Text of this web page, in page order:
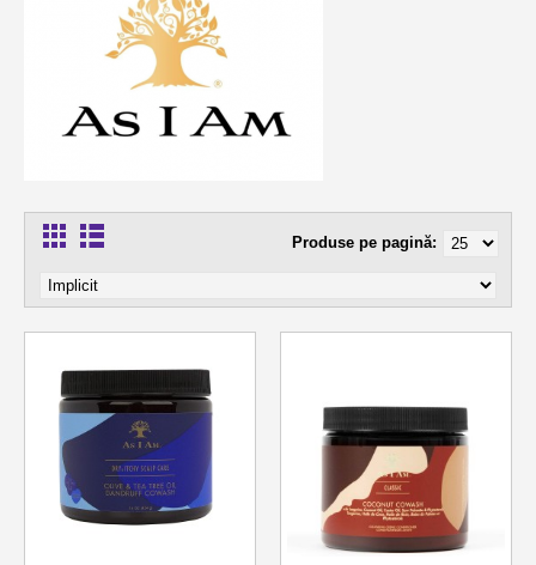
Produse pe pagină: